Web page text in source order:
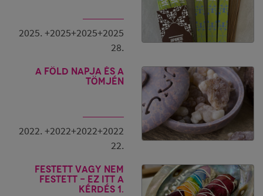
2025. +2025+2025+2025
28.
A Föld napja és a
tömjén
2022. +2022+2022+2022
22.
Festett vagy nem
festett - ez itt a
kérdés 1.